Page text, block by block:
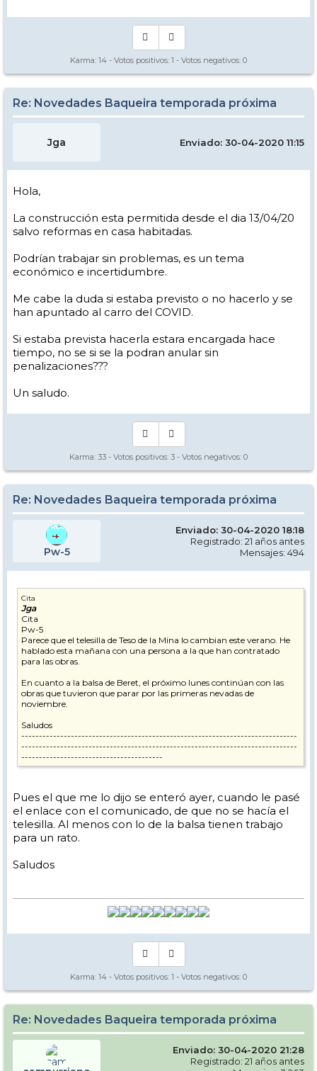
Karma: 14 - Votos positivos: 1 - Votos negativos: 0
Re: Novedades Baqueira temporada próxima
Jga Enviado: 30-04-2020 11:15
Hola,
La construcción esta permitida desde el dia 13/04/20
salvo reformas en casa habitadas.
Podrían trabajar sin problemas, es un tema
económico e incertidumbre.
Me cabe la duda si estaba previsto o no hacerlo y se
han apuntado al carro del COVID.
Si estaba prevista hacerla estara encargada hace
tiempo, no se si se la podran anular sin
penalizaciones???
Un saludo.
Karma: 33 - Votos positivos: 3 - Votos negativos: 0
Re: Novedades Baqueira temporada próxima
Pw-5
Enviado: 30-04-2020 18:18
Registrado: 21 años antes
Mensajes: 494
Cita
Jga
Cita
Pw-5
Parece que el telesilla de Teso de la Mina lo cambian este verano. He
hablado esta mañana con una persona a la que han contratado
para las obras.
En cuanto a la balsa de Beret, el próximo lunes continúan con las
obras que tuvieron que parar por las primeras nevadas de
noviembre.
Saludos
------------------------------------------------------------------------------
------------------------------------------------------------------------------
----------------------------------------
Mira el comunicado de Baqueira en la web.
Un poco de rigor, por favor¡¡¡¡¡¡¡
Pues el que me lo dijo se enteró ayer, cuando le pasé
el enlace con el comunicado, de que no se hacía el
telesilla. Al menos con lo de la balsa tienen trabajo
para un rato.
Saludos
Karma: 14 - Votos positivos: 1 - Votos negativos: 0
Re: Novedades Baqueira temporada próxima
Enviado: 30-04-2020 21:28
Registrado: 21 años antes